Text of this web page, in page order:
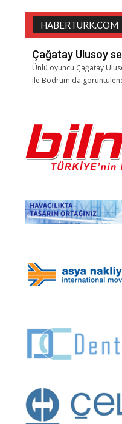
HABERTURK.COM
Çağatay Ulusoy
Ünlü oyuncu Çağatay
ile Bodrum'da